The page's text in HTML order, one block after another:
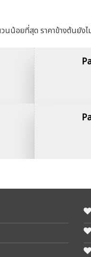
นน้อยที่สุด ราคาข้างต้นยัง